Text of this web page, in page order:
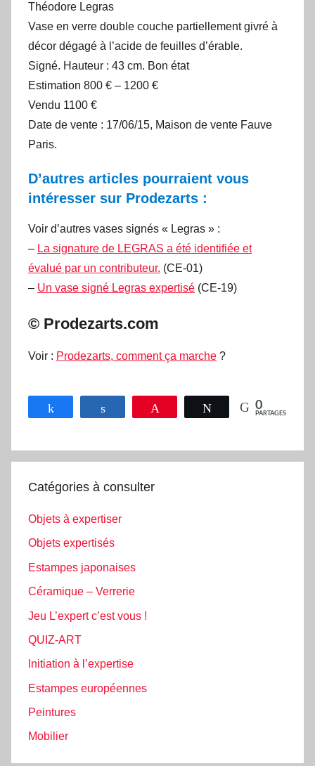
Théodore Legras
Vase en verre double couche partiellement givré à
décor dégagé à l’acide de feuilles d’érable.
Signé. Hauteur : 43 cm. Bon état
Estimation 800 € – 1200 €
Vendu 1100 €
Date de vente : 17/06/15, Maison de vente Fauve
Paris.
D’autres articles pourraient vous
intéresser sur Prodezarts :
Voir d’autres vases signés « Legras » :
– La signature de LEGRAS a été identifiée et
évalué par un contributeur. (CE-01)
– Un vase signé Legras expertisé (CE-19)
© Prodezarts.com
Voir : Prodezarts, comment ça marche ?
Partagez Partagez Tweetez0
PARTAGES
Catégories à consulter
Objets à expertiser
Objets expertisés
Estampes japonaises
Céramique – Verrerie
Jeu L’expert c’est vous !
QUIZ-ART
Initiation à l’expertise
Estampes européennes
Peintures
Mobilier